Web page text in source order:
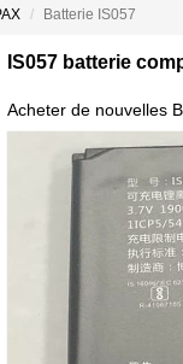
Batterie IS057
IS057 batterie
Acheter de nouvelles